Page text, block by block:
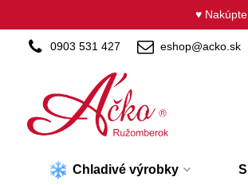
♥ Nakúpte
0903 531 427 eshop@acko.sk
Chladivé výrobky